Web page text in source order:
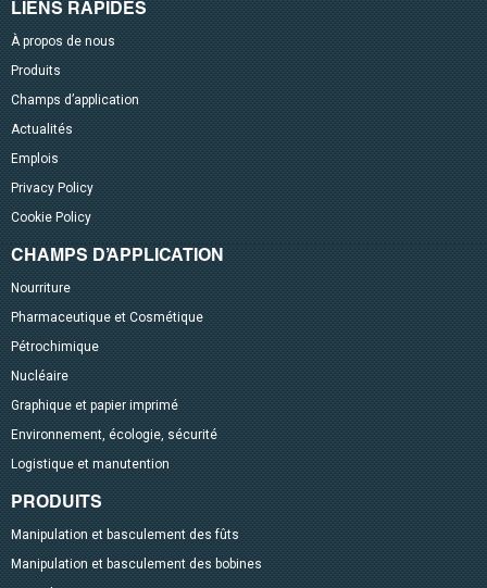
LIENS RAPIDES
À propos de nous
Produits
Champs d’application
Actualités
Emplois
Privacy Policy
Cookie Policy
CHAMPS D’APPLICATION
Nourriture
Pharmaceutique et Cosmétique
Pétrochimique
Nucléaire
Graphique et papier imprimé
Environnement, écologie, sécurité
Logistique et manutention
PRODUITS
Manipulation et basculement des fûts
Manipulation et basculement des bobines